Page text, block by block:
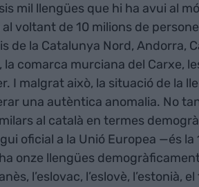
mil llengües que hi ha avui al
voltant de 10 milions de
de la Catalunya Nord, Andorra,
comarca murciana del Carxe,
I malgrat això, la situació de la
una autèntica anomalia. No
al català en termes
oficial a la Unió Europea —és la
onze llengües
l’eslovac, l’eslovè, l’estonià,